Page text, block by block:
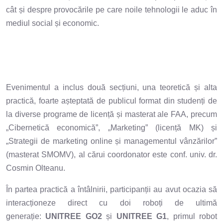
cât și despre provocările pe care noile tehnologii le aduc în
mediul social și economic.
Evenimentul a inclus două secțiuni, una teoretică și alta
practică, foarte așteptată de publicul format din studenți de
la diverse programe de licență și masterat ale FAA, precum
„Cibernetică economică”, „Marketing” (licență MK) și
„Strategii de marketing online și managementul vânzărilor”
(masterat SMOMV), al cărui coordonator este conf. univ. dr.
Cosmin Olteanu.
În partea practică a întâlnirii, participanții au avut ocazia să
interacționeze direct cu doi roboți de ultimă
generație: UNITREE GO2și UNITREE G1, primul robot